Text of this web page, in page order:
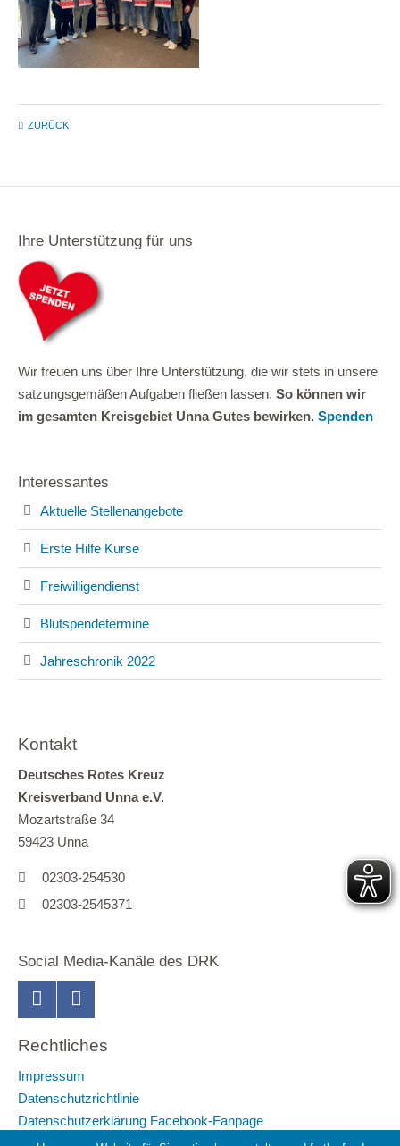
ZURÜCK
Ihre Unterstützung für uns
Wir freuen uns über Ihre Unterstützung, die wir stets in unsere
satzungsgemäßen Aufgaben fließen lassen.So können wir
im gesamten Kreisgebiet Unna Gutes bewirken.Spenden
Interessantes
Aktuelle Stellenangebote
Erste Hilfe Kurse
Freiwilligendienst
Blutspendetermine
Jahreschronik 2022
Kontakt
Deutsches Rotes Kreuz
Kreisverband Unna e.V.
Mozartstraße 34
59423 Unna
02303-254530
02303-2545371
Social Media-Kanäle des DRK
Rechtliches
Impressum
Datenschutzrichtlinie
Datenschutzerklärung Facebook-Fanpage